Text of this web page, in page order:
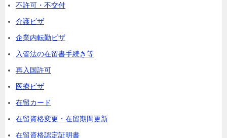
不許可・不交付
介護ビザ
企業内転勤ビザ
入管法の在留書手続き等
再入国許可
医療ビザ
在留カード
在留資格変更・在留期間更新
在留資格認定証明書